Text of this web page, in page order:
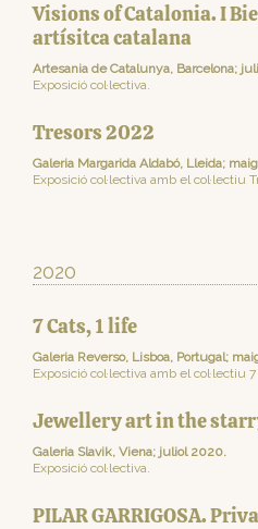
Visions of Catalonia. I
artísitca catalana
Artesania de Catalunya, Barcelona;
Exposició col·lectiva.
Tresors 2022
Galeria Margarida Aldabó, Lleida;
Exposició col·lectiva amb el col·lectiu
2020
7 Cats, 1 life
Galeria Reverso, Lisboa, Portugal;
Exposició col·lectiva amb el col·lectiu 7
Jewellery art in the
Galeria Slavik, Viena; juliol 2020.
Exposició col·lectiva.
PILAR GARRIGOSA.